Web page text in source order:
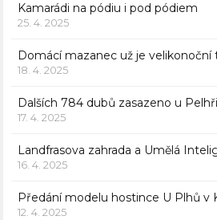
Kamarádi na pódiu i pod pódiem
25. 4. 2025
Domácí mazanec už je velikonoční
18. 4. 2025
Dalších 784 dubů zasazeno u
17. 4. 2025
Landfrasova zahrada a Umělá
16. 4. 2025
Předání modelu hostince U Plhů v
12. 4. 2025